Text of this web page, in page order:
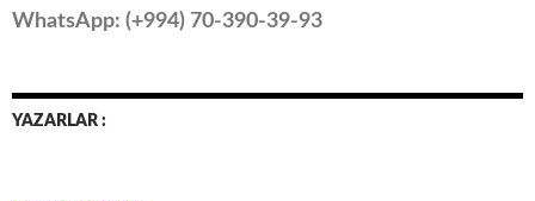
WhatsApp: (+994) 70-390-39-93
YAZARLAR :